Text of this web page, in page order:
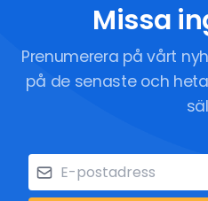
Missa
Prenumerera på vårt
på de senaste och